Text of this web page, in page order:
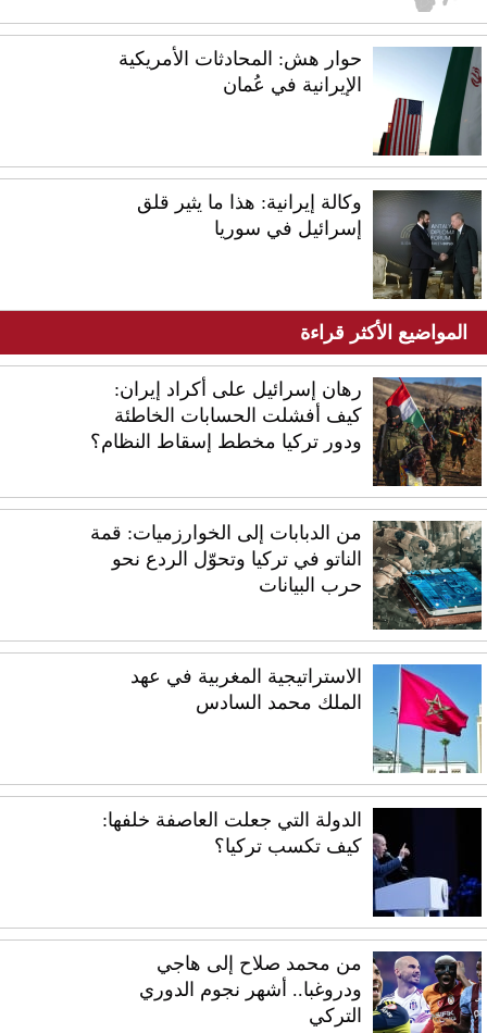
حوار هش: المحادثات الأمريكية
الإيرانية في عُمان
وكالة إيرانية: هذا ما يثير قلق
إسرائيل في سوريا
المواضيع الأكثر قراءة
رهان إسرائيل على أكراد إيران:
كيف أفشلت الحسابات الخاطئة
ودور تركيا مخطط إسقاط النظام؟
من الدبابات إلى الخوارزميات: قمة
الناتو في تركيا وتحوّل الردع نحو
حرب البيانات
الاستراتيجية المغربية في عهد
الملك محمد السادس
الدولة التي جعلت العاصفة خلفها:
كيف تكسب تركيا؟
من محمد صلاح إلى هاجي
ودروغبا.. أشهر نجوم الدوري
التركي